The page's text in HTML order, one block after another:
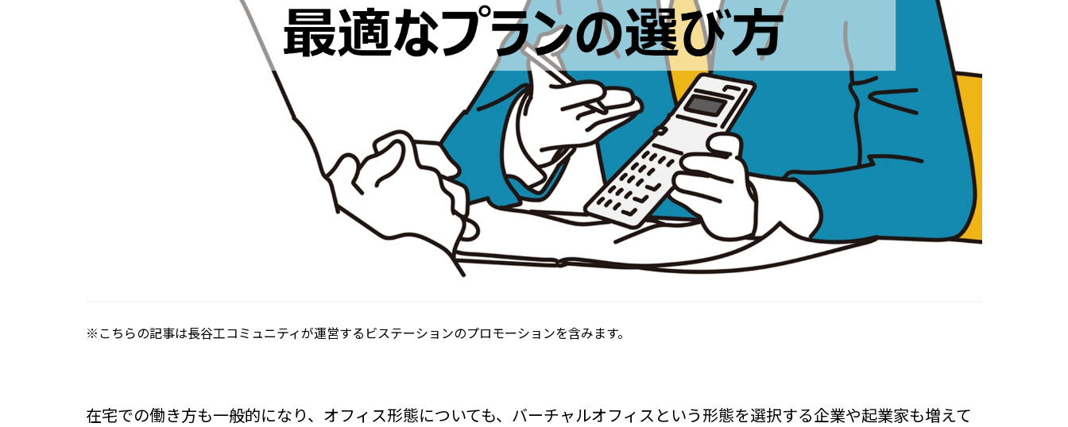
※こちらの記事は長谷工コミュニティが運営するビステーションのプロモーションを含みます。
在宅での働き方も一般的になり、オフィス形態についても、バーチャルオフィスという形態を選択する企業や起業家も増えて